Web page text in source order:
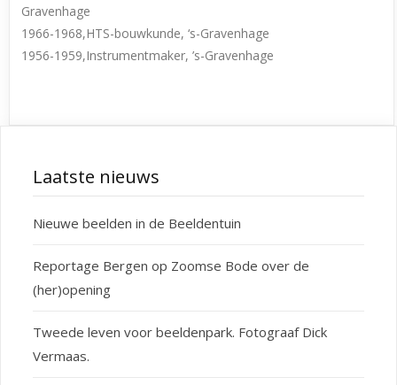
Gravenhage
1966-1968,HTS-bouwkunde, ‘s-Gravenhage
1956-1959,Instrumentmaker, ’s-Gravenhage
Laatste nieuws
Nieuwe beelden in de Beeldentuin
Reportage Bergen op Zoomse Bode over de
(her)opening
Tweede leven voor beeldenpark. Fotograaf Dick
Vermaas.